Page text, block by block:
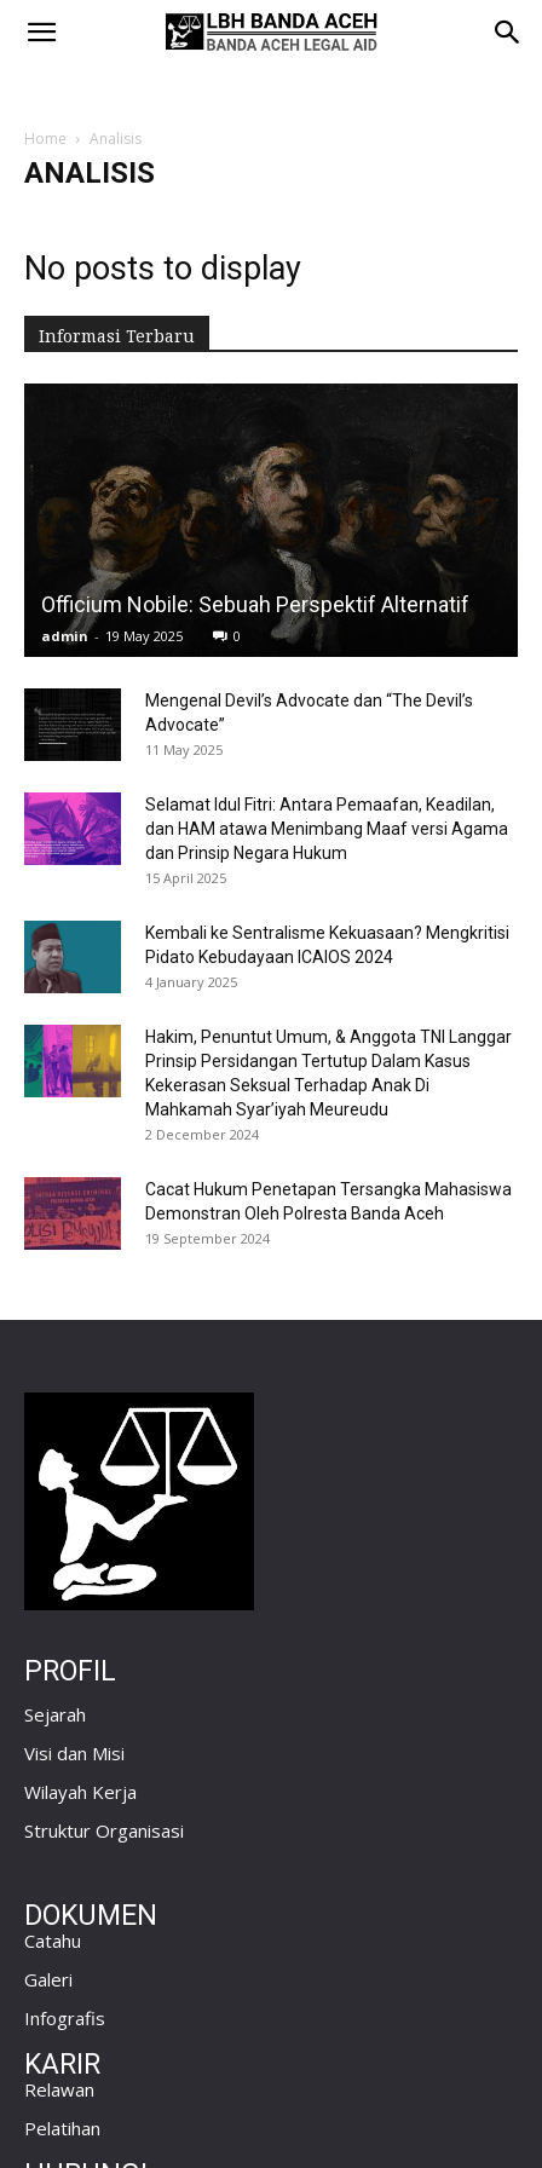
Home Analisis
ANALISIS
No posts to display
Informasi Terbaru
Officium Nobile: Sebuah Perspektif Alternatif
admin - 19 May 2025 0
Mengenal Devil’s Advocate dan “The Devil’s
Advocate”
11 May 2025
Selamat Idul Fitri: Antara Pemaafan, Keadilan,
dan HAM atawa Menimbang Maaf versi Agama
dan Prinsip Negara Hukum
15 April 2025
Kembali ke Sentralisme Kekuasaan? Mengkritisi
Pidato Kebudayaan ICAIOS 2024
4 January 2025
Hakim, Penuntut Umum, & Anggota TNI Langgar
Prinsip Persidangan Tertutup Dalam Kasus
Kekerasan Seksual Terhadap Anak Di
Mahkamah Syar’iyah Meureudu
2 December 2024
Cacat Hukum Penetapan Tersangka Mahasiswa
Demonstran Oleh Polresta Banda Aceh
19 September 2024
PROFIL
Sejarah
Visi dan Misi
Wilayah Kerja
Struktur Organisasi
DOKUMEN
Catahu
Galeri
Infografis
KARIR
Relawan
Pelatihan